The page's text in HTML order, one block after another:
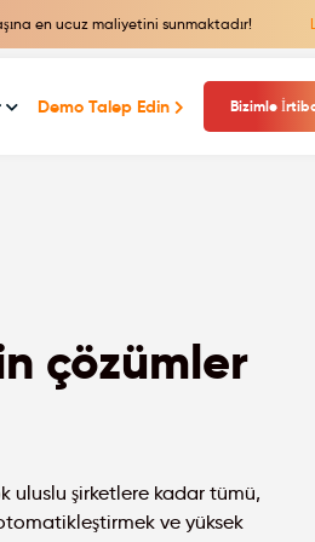
en ucuz maliyetini sunmaktadır!
Demo Talep Edin Bizimle
çözümler
uluslu şirketlere kadar tümü,
ve yüksek